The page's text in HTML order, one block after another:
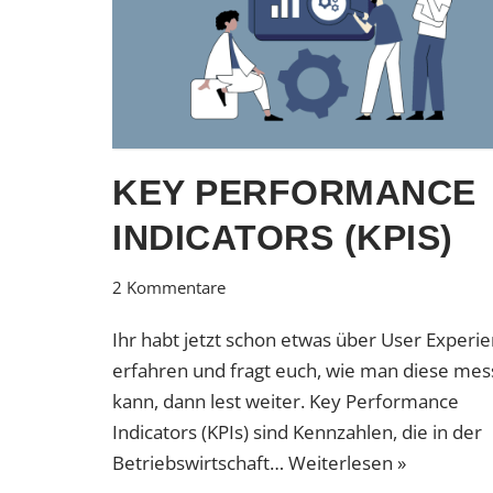
KEY PERFORMANCE
INDICATORS (KPIS)
2 Kommentare
Ihr habt jetzt schon etwas über User
erfahren und fragt euch, wie man diese
kann, dann lest weiter. Key Performance
Indicators (KPIs) sind Kennzahlen, die in der
Betriebswirtschaft… Weiterlesen »